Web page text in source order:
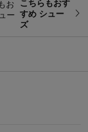
こちらもおす
すめ シュー
ズ